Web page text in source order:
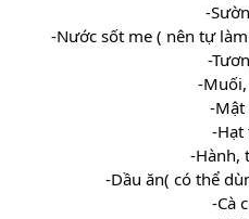
-
-Nước sốt me ( nên tự
-
-
-Mật
-Hạt
-Hành,
-Dầu ăn( có thể
-Cà